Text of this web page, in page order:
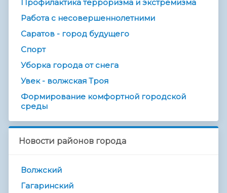
Профилактика терроризма и экстремизма
Работа с несовершеннолетними
Саратов - город будущего
Спорт
Уборка города от снега
Увек - волжская Троя
Формирование комфортной городской
среды
Новости районов города
Волжский
Гагаринский